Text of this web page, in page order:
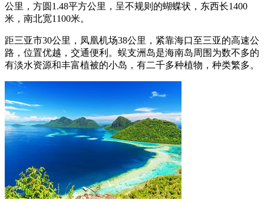
公里，方圆1.48平方公里，呈不规则的蝴蝶状，东西长1400
米，南北宽1100米。
距三亚市30公里，凤凰机场38公里，紧靠海口至三亚的高速公
路，位置优越，交通便利。蜈支洲岛是海南岛周围为数不多的
有淡水资源和丰富植被的小岛，有二千多种植物，种类繁多。